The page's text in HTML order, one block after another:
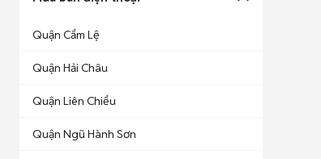
Quận Cẩm Lệ
Quận Hải Châu
Quận Liên Chiểu
Quận Ngũ Hành Sơn